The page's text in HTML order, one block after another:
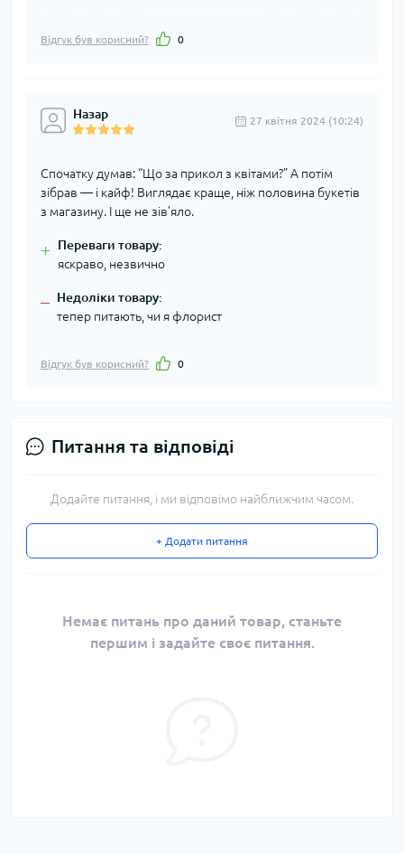
Відгук був корисний? 0
Назар 27 квітня 2024 (10:24)
Спочатку думав: “Що за прикол з квітами?” А потім
зібрав — і кайф! Виглядає краще, ніж половина букетів
з магазину. І ще не зів’яло.
+ Переваги товару:
яскраво, незвично
– Недоліки товару:
тепер питають, чи я флорист
Відгук був корисний? 0
Питання та відповіді
Додайте питання, і ми відповімо найближчим часом.
+ Додати питання
Немає питань про даний товар, станьте
першим і задайте своє питання.